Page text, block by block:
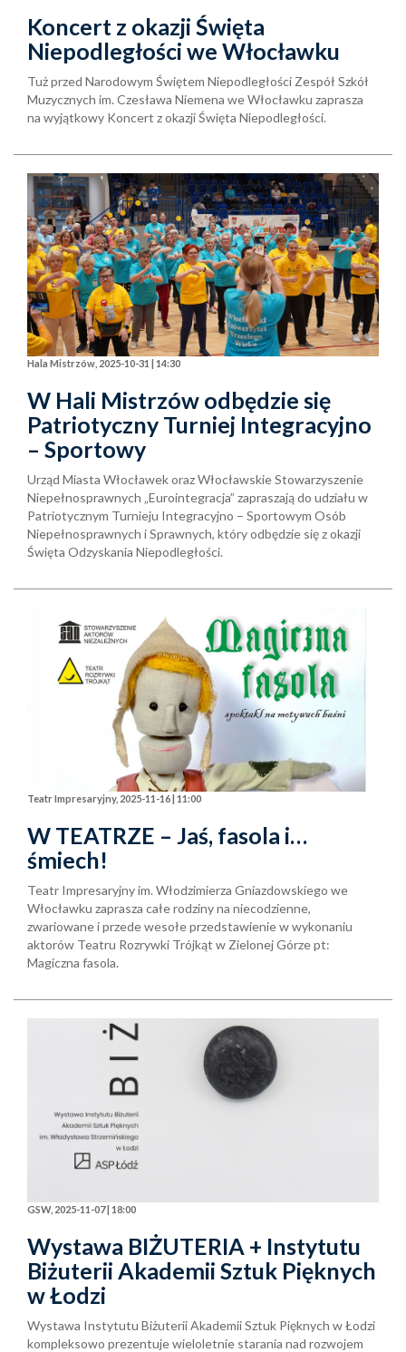
Koncert z okazji Święta
Niepodległości we Włocławku
Tuż przed Narodowym Świętem Niepodległości Zespół Szkół
Muzycznych im. Czesława Niemena we Włocławku zaprasza
na wyjątkowy Koncert z okazji Święta Niepodległości.
Hala Mistrzów, 2025-10-31 | 14:30
W Hali Mistrzów odbędzie się
Patriotyczny Turniej Integracyjno
– Sportowy
Urząd Miasta Włocławek oraz Włocławskie Stowarzyszenie
Niepełnosprawnych „Eurointegracja” zapraszają do udziału w
Patriotycznym Turnieju Integracyjno – Sportowym Osób
Niepełnosprawnych i Sprawnych, który odbędzie się z okazji
Święta Odzyskania Niepodległości.
Teatr Impresaryjny, 2025-11-16 | 11:00
W TEATRZE – Jaś, fasola i…
śmiech!
Teatr Impresaryjny im. Włodzimierza Gniazdowskiego we
Włocławku zaprasza całe rodziny na niecodzienne,
zwariowane i przede wesołe przedstawienie w wykonaniu
aktorów Teatru Rozrywki Trójkąt w Zielonej Górze pt:
Magiczna fasola.
GSW, 2025-11-07 | 18:00
Wystawa BIŻUTERIA + Instytutu
Biżuterii Akademii Sztuk Pięknych
w Łodzi
Wystawa Instytutu Biżuterii Akademii Sztuk Pięknych w Łodzi
kompleksowo prezentuje wieloletnie starania nad rozwojem